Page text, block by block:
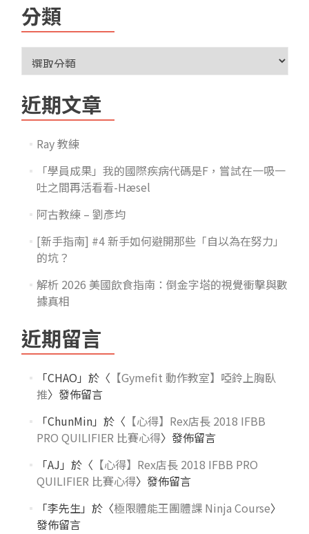
分類
近期文章
Ray 教練
「學員成果」我的國際疾病代碼是F，嘗試在一吸一
吐之間再活看看-Hæsel
阿古教練 – 劉彥均
[新手指南] #4 新手如何避開那些「自以為在努力」
的坑？
解析 2026 美國飲食指南：倒金字塔的視覺衝擊與數
據真相
近期留言
「CHAO 」於〈 【Gymefit 動作教室】啞鈴上胸臥
推〉發佈留言
「ChunMin」於〈 【心得】Rex店長 2018 IFBB
PRO QUILIFIER 比賽心得〉發佈留言
「AJ 」於〈 【心得】Rex店長 2018 IFBB PRO
QUILIFIER 比賽心得〉發佈留言
「李先生」於〈極限體能王團體課 Ninja Course〉
發佈留言